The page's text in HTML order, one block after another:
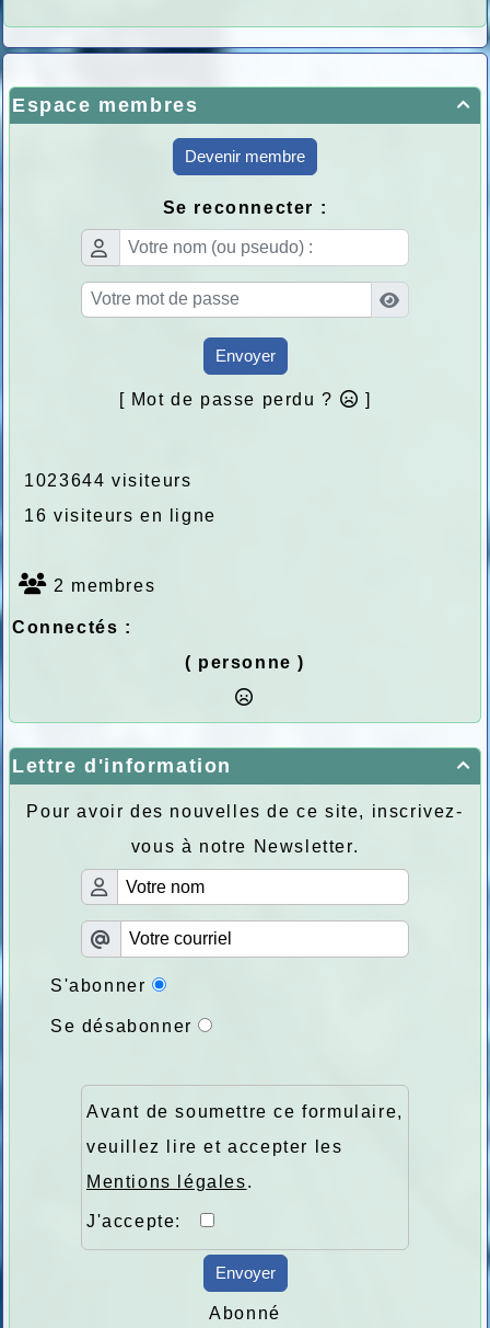

Espace membres
Devenir membre
Se reconnecter :
Envoyer
[ Mot de passe perdu ? ]
1023644 visiteurs
16 visiteurs en ligne
2 membres
Connectés :
( personne )

Lettre d'information
Pour avoir des nouvelles de ce site, inscrivez-
vous à notre Newsletter.
S'abonner
Se désabonner
Avant de soumettre ce formulaire,
veuillez lire et accepter les
Mentions légales.
J'accepte:
Envoyer
Abonné